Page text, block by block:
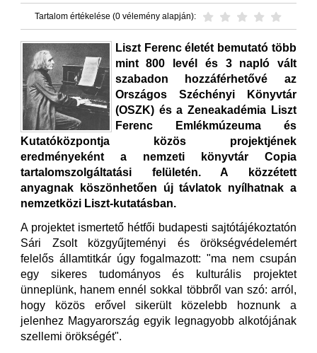
Tartalom értékelése (0 vélemény alapján):
Liszt Ferenc életét bemutató több
mint 800 levél és 3 napló vált
szabadon hozzáférhetővé az
Országos Széchényi Könyvtár
(OSZK) és a Zeneakadémia Liszt
Ferenc Emlékmúzeuma és
Kutatóközpontja közös projektjének
eredményeként a nemzeti könyvtár Copia
tartalomszolgáltatási felületén. A közzétett
anyagnak köszönhetően új távlatok nyílhatnak a
nemzetközi Liszt-kutatásban.
A projektet ismertető hétfői budapesti sajtótájékoztatón
Sári Zsolt közgyűjteményi és örökségvédelemért
felelős államtitkár úgy fogalmazott: "ma nem csupán
egy sikeres tudományos és kulturális projektet
ünneplünk, hanem ennél sokkal többről van szó: arról,
hogy közös erővel sikerült közelebb hoznunk a
jelenhez Magyarország egyik legnagyobb alkotójának
szellemi örökségét".